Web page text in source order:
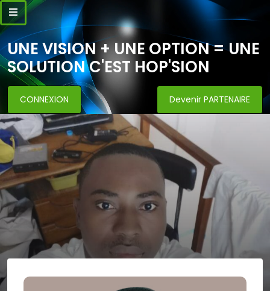
UNE VISION + UNE OPTION = UNE
SOLUTION C'EST HOP'SION
CONNEXION Devenir PARTENAIRE